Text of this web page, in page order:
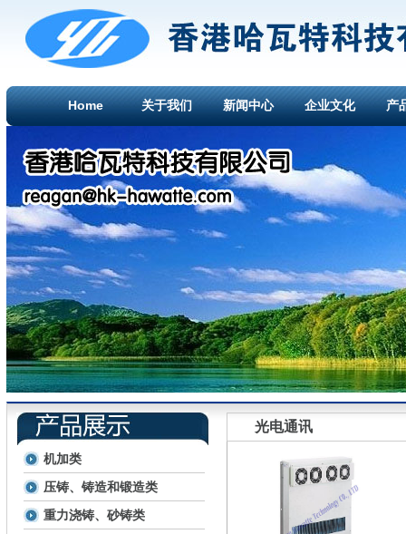
Home 关于我们 新闻中心 企业文化 产
机加类
压铸、铸造和锻造类
重力浇铸、砂铸类
光电通讯